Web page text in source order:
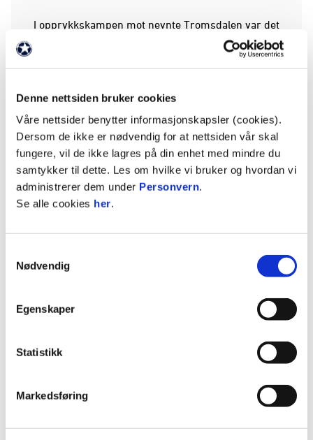
Denne nettsiden bruker cookies
Våre nettsider benytter informasjonskapsler (cookies).
Dersom de ikke er nødvendig for at nettsiden vår skal
fungere, vil de ikke lagres på din enhet med mindre du
samtykker til dette. Les om hvilke vi bruker og hvordan vi
administrerer dem under Personvern.
Se alle cookies her.
Nødvendig
Egenskaper
Statistikk
Markedsføring
I opprykkskampen mot nevnte Tromsdalen var det
Strømmen-kaptein Mathias Sundberg som ble den
store helten etter å ha scoret 1-0-målet. Da kunne
jubelen løs.
Etter totalt 26 spilte kamper ble fasit hele 20 seire,
to uavgjort og fire tap.
BILDER VISER: 1 AV 4
ISandnes Ulf
men et seint overtidsmål fra gjestene sørget for at
måtte utsettes.